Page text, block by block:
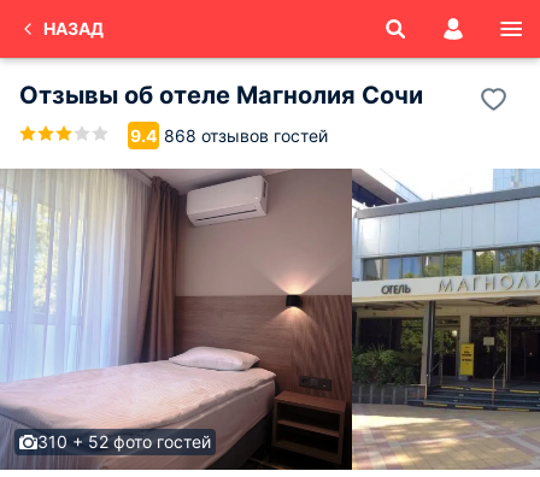
НАЗАД
Отзывы об отеле Магнолия Сочи
9.4 868 отзывов гостей
310 + 52 фото гостей